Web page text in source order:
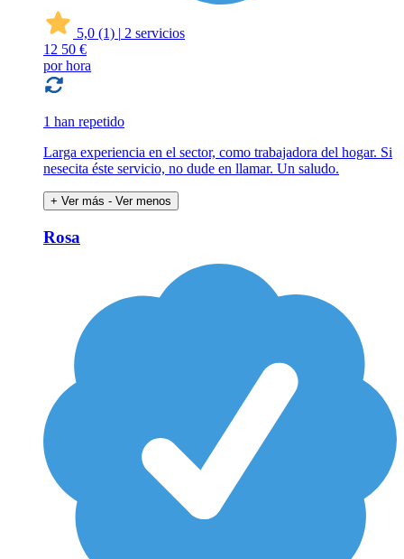
5,0 (1) | 2 servicios
12 50 €
por hora
1 han repetido
Larga experiencia en el sector, como trabajadora del hogar. Si
nesecita éste servicio, no dude en llamar. Un saludo.
+ Ver más - Ver menos
Rosa